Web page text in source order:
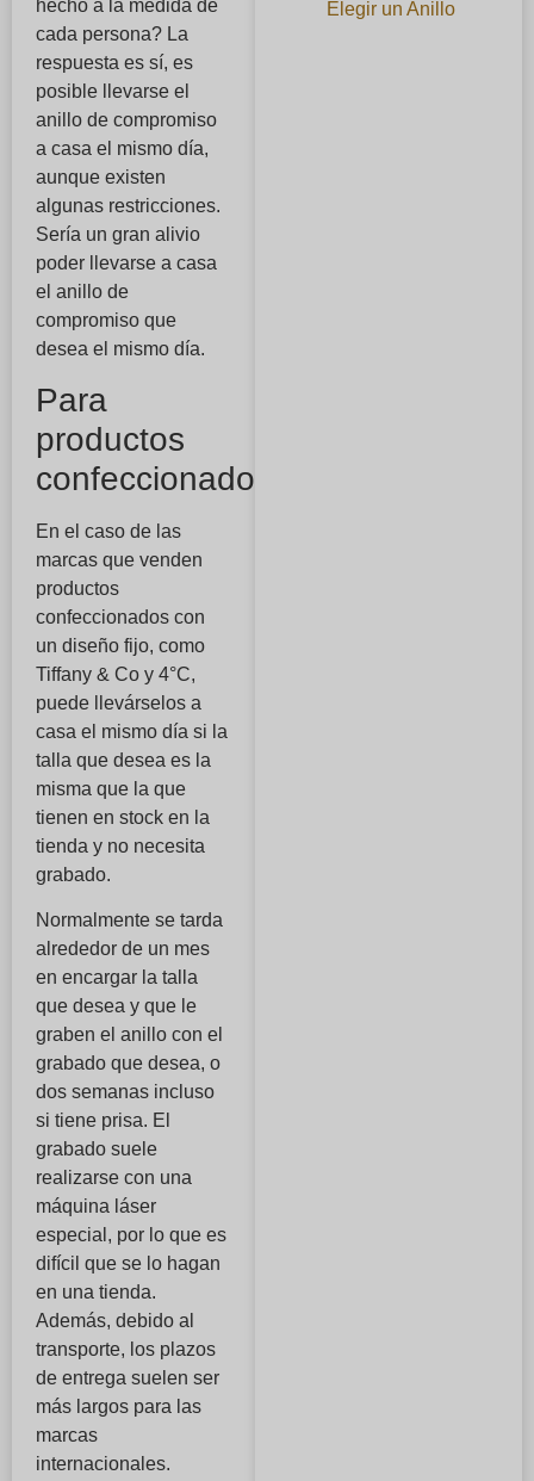
hecho a la medida de
cada persona? La
respuesta es sí, es
posible llevarse el
anillo de compromiso
a casa el mismo día,
aunque existen
algunas restricciones.
Sería un gran alivio
poder llevarse a casa
el anillo de
compromiso que
desea el mismo día.
Para
productos
confeccionados
En el caso de las
marcas que venden
productos
confeccionados con
un diseño fijo, como
Tiffany & Co y 4°C,
puede llevárselos a
casa el mismo día si la
talla que desea es la
misma que la que
tienen en stock en la
tienda y no necesita
grabado.
Normalmente se tarda
alrededor de un mes
en encargar la talla
que desea y que le
graben el anillo con el
grabado que desea, o
dos semanas incluso
si tiene prisa. El
grabado suele
realizarse con una
máquina láser
especial, por lo que es
difícil que se lo hagan
en una tienda.
Además, debido al
transporte, los plazos
de entrega suelen ser
más largos para las
marcas
internacionales.
Elegir un Anillo